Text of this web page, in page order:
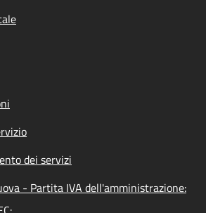
dei servizi
- Partita IVA dell'amministrazione: